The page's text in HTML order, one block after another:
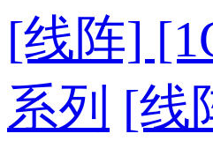
[线阵]
系列 [线